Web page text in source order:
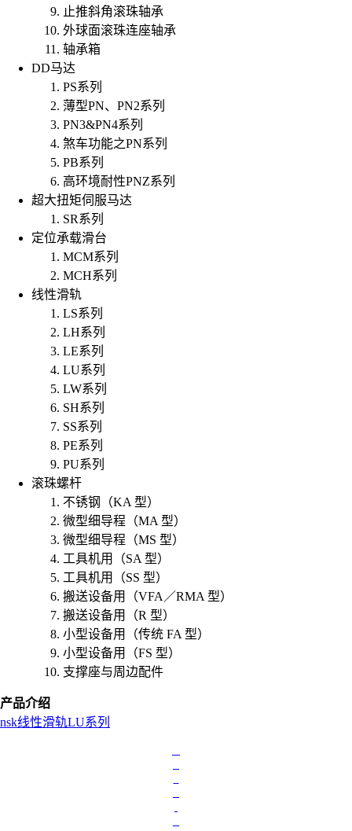
止推斜角滚珠轴承
外球面滚珠连座轴承
轴承箱
DD马达
PS系列
薄型PN、PN2系列
PN3&PN4系列
煞车功能之PN系列
PB系列
高环境耐性PNZ系列
超大扭矩伺服马达
SR系列
定位承载滑台
MCM系列
MCH系列
线性滑轨
LS系列
LH系列
LE系列
LU系列
LW系列
SH系列
SS系列
PE系列
PU系列
滚珠螺杆
不锈钢（KA 型）
微型细导程（MA 型）
微型细导程（MS 型）
工具机用（SA 型）
工具机用（SS 型）
搬送设备用（VFA／RMA 型）
搬送设备用（R 型）
小型设备用（传统 FA 型）
小型设备用（FS 型）
支撑座与周边配件
产品介绍
nsk线性滑轨LU系列